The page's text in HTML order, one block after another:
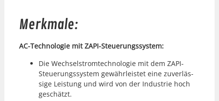
Merkmale:
AC-Tech­nolo­gie mit ZAPI-Steuerungssys­tem:
Die Wech­sel­stromtech­nolo­gie mit dem ZAPI-
Steuerungssys­tem gewährleis­tet eine zuver­läs­
sige Leis­tung und wird von der Indus­trie hoch
geschätzt.